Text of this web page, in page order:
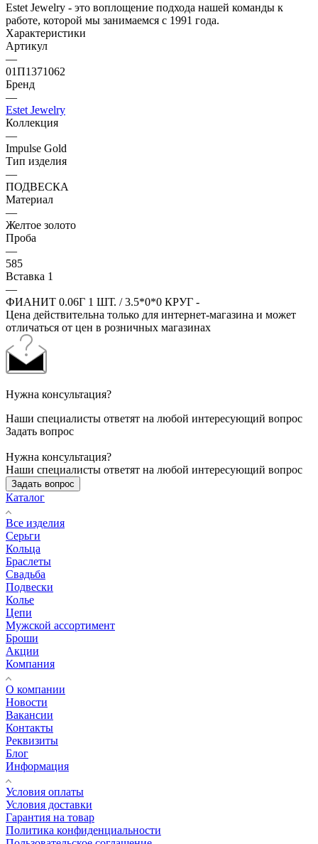
Estet Jewelry - это воплощение подхода нашей команды к
работе, которой мы занимаемся с 1991 года.
Характеристики
Артикул
—
01П1371062
Бренд
—
Estet Jewelry
Коллекция
—
Impulse Gold
Тип изделия
—
ПОДВЕСКА
Материал
—
Желтое золото
Проба
—
585
Вставка 1
—
ФИАНИТ 0.06Г 1 ШТ. / 3.5*0*0 КРУГ -
Цена действительна только для интернет-магазина и может
отличаться от цен в розничных магазинах
Нужна консультация?
Наши специалисты ответят на любой интересующий вопрос
Задать вопрос
Нужна консультация?
Наши специалисты ответят на любой интересующий вопрос
Задать вопрос
Каталог
Все изделия
Серьги
Кольца
Браслеты
Свадьба
Подвески
Колье
Цепи
Мужской ассортимент
Броши
Акции
Компания
О компании
Новости
Вакансии
Контакты
Реквизиты
Блог
Информация
Условия оплаты
Условия доставки
Гарантия на товар
Политика конфиденциальности